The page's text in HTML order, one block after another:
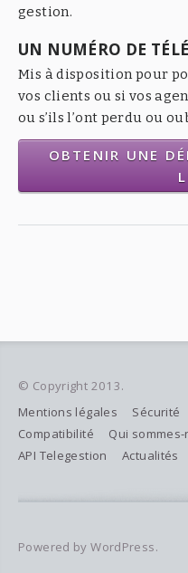
gestion.
UN NUMÉRO DE
Mis à disposition pour
vos clients ou si vos
ou s’ils l’ont perdu ou
OBTENIR UNE
© Copyright 2013.
Mentions légales
Sécurité
Compatibilité
Qui sommes-
API Telegestion
Actualités
Powered by WordPress.